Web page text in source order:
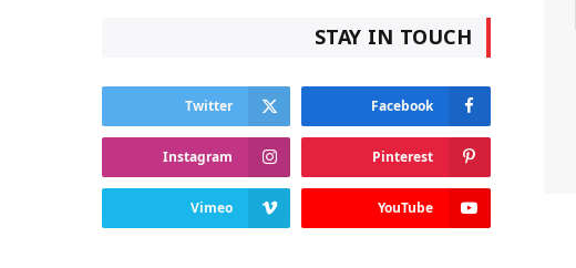
STAY IN TOUCH
Facebook
Twitter
Pinterest
Instagram
YouTube
Vimeo